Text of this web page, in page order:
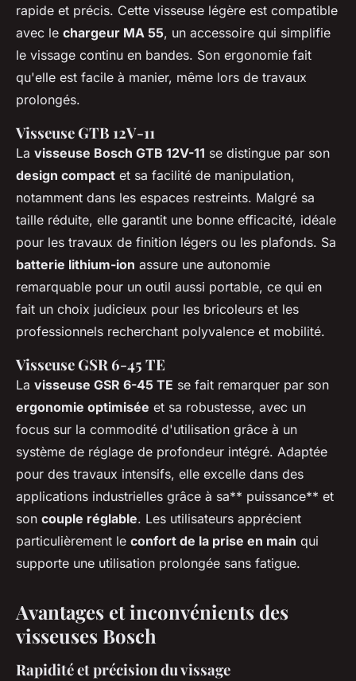
rapide et précis. Cette visseuse légère est compatible
avec le chargeur MA 55, un accessoire qui simplifie
le vissage continu en bandes. Son ergonomie fait
qu'elle est facile à manier, même lors de travaux
prolongés.
Visseuse GTB 12V-11
La visseuse Bosch GTB 12V-11 se distingue par son
design compact et sa facilité de manipulation,
notamment dans les espaces restreints. Malgré sa
taille réduite, elle garantit une bonne efficacité, idéale
pour les travaux de finition légers ou les plafonds. Sa
batterie lithium-ion assure une autonomie
remarquable pour un outil aussi portable, ce qui en
fait un choix judicieux pour les bricoleurs et les
professionnels recherchant polyvalence et mobilité.
Visseuse GSR 6-45 TE
La visseuse GSR 6-45 TE se fait remarquer par son
ergonomie optimisée et sa robustesse, avec un
focus sur la commodité d'utilisation grâce à un
système de réglage de profondeur intégré. Adaptée
pour des travaux intensifs, elle excelle dans des
applications industrielles grâce à sa** puissance** et
son couple réglable. Les utilisateurs apprécient
particulièrement le confort de la prise en main qui
supporte une utilisation prolongée sans fatigue.
Avantages et inconvénients des
visseuses Bosch
Rapidité et précision du vissage